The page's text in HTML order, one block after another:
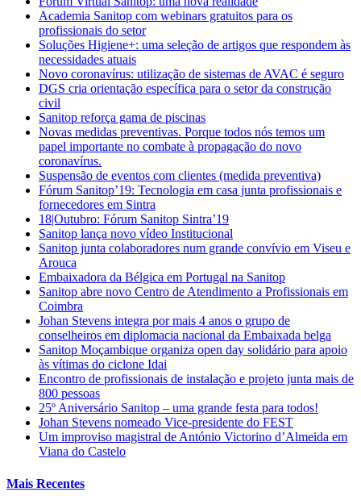
Academia Sanitop com webinars gratuitos para os
profissionais do setor
Soluções Higiene+: uma seleção de artigos que respondem às
necessidades atuais
Novo coronavírus: utilização de sistemas de AVAC é seguro
DGS cria orientação específica para o setor da construção
civil
Sanitop reforça gama de piscinas
Novas medidas preventivas. Porque todos nós temos um
papel importante no combate à propagação do novo
coronavírus.
Suspensão de eventos com clientes (medida preventiva)
Fórum Sanitop’19: Tecnologia em casa junta profissionais e
fornecedores em Sintra
18|Outubro: Fórum Sanitop Sintra’19
Sanitop lança novo vídeo Institucional
Sanitop junta colaboradores num grande convívio em Viseu e
Arouca
Embaixadora da Bélgica em Portugal na Sanitop
Sanitop abre novo Centro de Atendimento a Profissionais em
Coimbra
Johan Stevens integra por mais 4 anos o grupo de
conselheiros em diplomacia nacional da Embaixada belga
Sanitop Moçambique organiza open day solidário para apoio
às vítimas do ciclone Idai
Encontro de profissionais de instalação e projeto junta mais de
800 pessoas
25º Aniversário Sanitop – uma grande festa para todos!
Johan Stevens nomeado Vice-presidente do FEST
Um improviso magistral de António Victorino d’Almeida em
Viana do Castelo
Mais Recentes